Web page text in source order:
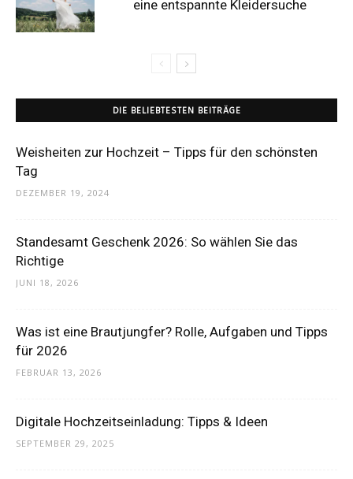
eine entspannte Kleidersuche
DIE BELIEBTESTEN BEITRÄGE
Weisheiten zur Hochzeit – Tipps für den schönsten
Tag
DEZEMBER 19, 2024
Standesamt Geschenk 2026: So wählen Sie das
Richtige
JUNI 18, 2026
Was ist eine Brautjungfer? Rolle, Aufgaben und Tipps
für 2026
FEBRUAR 13, 2026
Digitale Hochzeitseinladung: Tipps & Ideen
SEPTEMBER 29, 2025